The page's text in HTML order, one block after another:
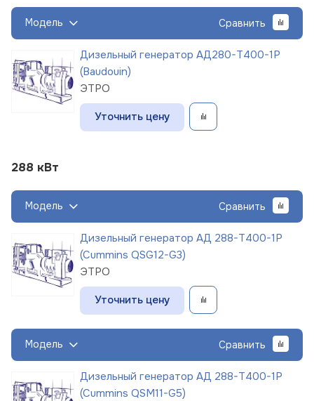
Модель Сравнить
Дизельный генератор АД280-Т400-1Р
(Baudouin)
ЭТРО
Уточнить цену
288 кВт
Модель Сравнить
Дизельный генератор АД 288-Т400-1Р
(Cummins QSG12-G3)
ЭТРО
Уточнить цену
Модель Сравнить
Дизельный генератор АД 288-Т400-1Р
(Cummins QSM11-G5)